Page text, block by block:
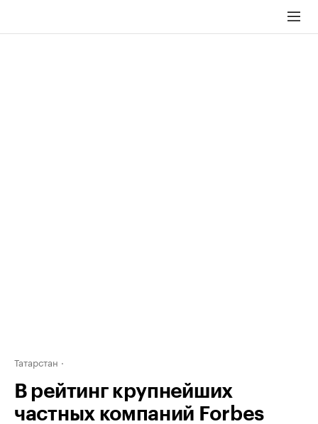
Татарстан
В рейтинг крупнейших
частных компаний Forbes